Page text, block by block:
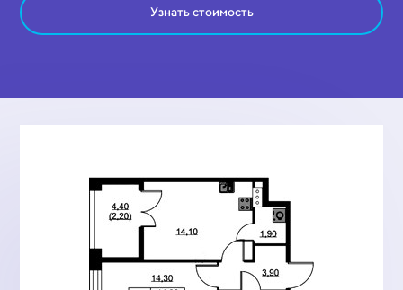
Узнать стоимость